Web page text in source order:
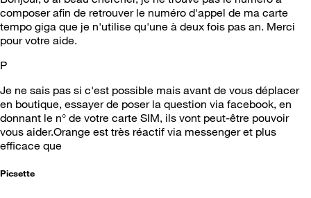
composer afin de retrouver le numéro d'appel de ma carte
tempo giga que je n'utilise qu'une à deux fois pas an. Merci
pour votre aide.
P
Je ne sais pas si c'est possible mais avant de vous déplacer
en boutique, essayer de poser la question via facebook, en
donnant le n° de votre carte SIM, ils vont peut-être pouvoir
vous aider.Orange est très réactif via messenger et plus
efficace que
Picsette